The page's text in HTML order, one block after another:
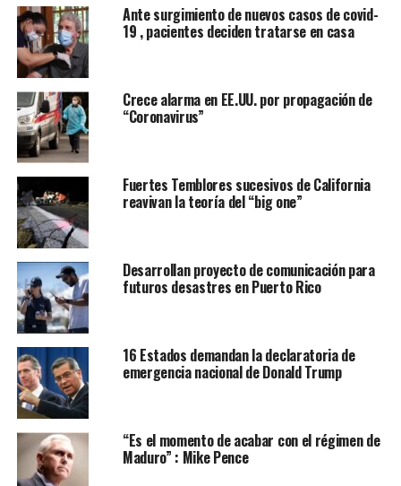
sustentaban el poco empleo de la empresa privada.
Pero como los hubiera y hubiese sólo existen en la
conjugación verbal y el diccionario , lo poco y casi
nada que habia , como la compañía de electricidad y
los sitios turísticos han sido barridos primero ,
parcialmente por Irma y ahora María que se ha llevado
la poca esperanza de los isleños. Como quien dice al
caído , caele. Es como si la naturaleza se “hubiera”
empeñado y confabulado con la escasa ayuda y los
pocos deseos de las políticas de Trump. Y es que del
magnate solo salen regaños y malos recuerdos de
administraciones pasadas. Él , (Trump) sabe mejor
que nadie que un proyecto de inversión sacaría a
Puerto Rico del abismo. Pero sus prioridades van en
contravía a la necesidades de los países de América
Latina.
Ante surgimiento de nuevos casos de covid-
19 , pacientes deciden tratarse en casa
Crece alarma en EE.UU. por propagación de
“Coronavirus”
Fuertes Temblores sucesivos de California
reavivan la teoría del “big one”
Desarrollan proyecto de comunicación para
futuros desastres en Puerto Rico
16 Estados demandan la declaratoria de
emergencia nacional de Donald Trump
“Es el momento de acabar con el régimen de
Maduro” : Mike Pence